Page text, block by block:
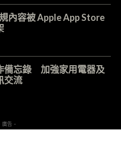
內容被 Apple App Store
備忘錄 加強家用電器及
交流
廣告 -